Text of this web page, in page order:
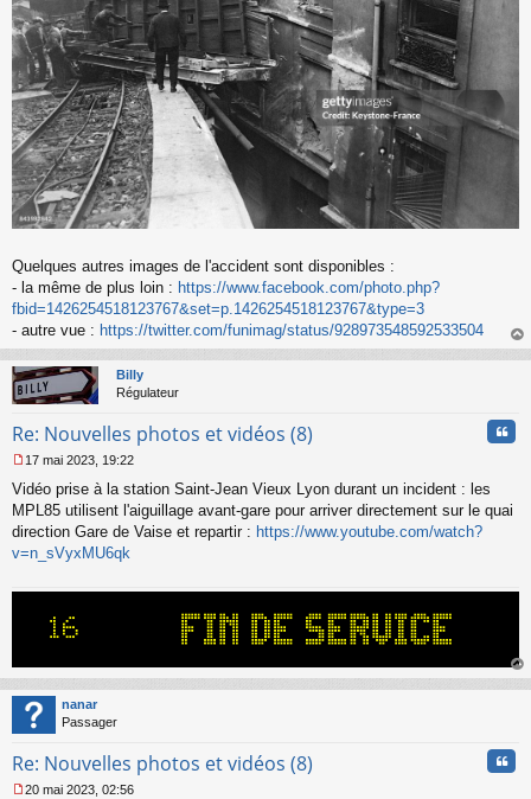
Quelques autres images de l'accident sont disponibles :
- la même de plus loin : https://www.facebook.com/photo.php?
fbid=1426254518123767&set=p.1426254518123767&type=3
- autre vue : https://twitter.com/funimag/status/928973548592533504
au
Billy
Régulateur
Re: Nouvelles photos et vidéos (8)
e
s
s
g
u
17 mai 2023, 19:22
Vidéo prise à la station Saint-Jean Vieux Lyon durant un incident : les
MPL85 utilisent l'aiguillage avant-gare pour arriver directement sur le quai
direction Gare de Vaise et repartir : https://www.youtube.com/watch?
v=n_sVyxMU6qk
au
nanar
Passager
Re: Nouvelles photos et vidéos (8)
20 mai 2023, 02:56